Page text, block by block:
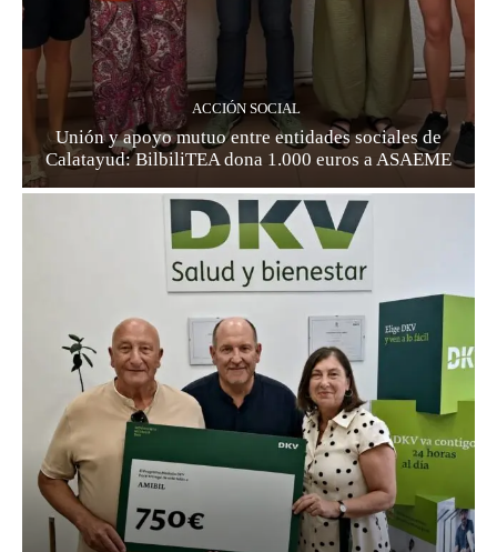
ACCIÓN SOCIAL
Unión y apoyo mutuo entre entidades sociales de
Calatayud: BilbiliTEA dona 1.000 euros a ASAEME